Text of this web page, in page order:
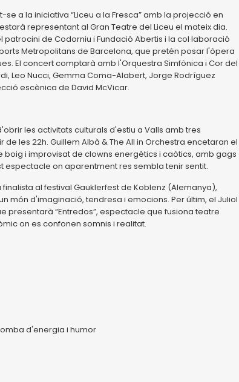
a la iniciativa “Liceu a la Fresca” amb la projecció en
representant al Gran Teatre del Liceu el mateix dia.
de Codorniu i Fundació Abertis i la col·laboració
Metropolitans de Barcelona, que pretén posar l'òpera
El concert comptarà amb l'Orquestra Simfònica i Cor del
Leo Nucci, Gemma Coma-Alabert, Jorge Rodríguez
escènica de David McVicar.
les activitats culturals d'estiu a Valls amb tres
les 22h. Guillem Albà & The All in Orchestra encetaran el
boig i improvisat de clowns energètics i caòtics, amb gags
on aparentment res sembla tenir sentit.
al festival Gauklerfest de Koblenz (Alemanya),
món d'imaginació, tendresa i emocions. Per últim, el Juliol
“Entredos”, espectacle que fusiona teatre
on es confonen somnis i realitat.
d'energia i humor